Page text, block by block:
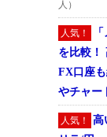
人）
人気！
を比較！
FX口座
やチャー
人気！
高